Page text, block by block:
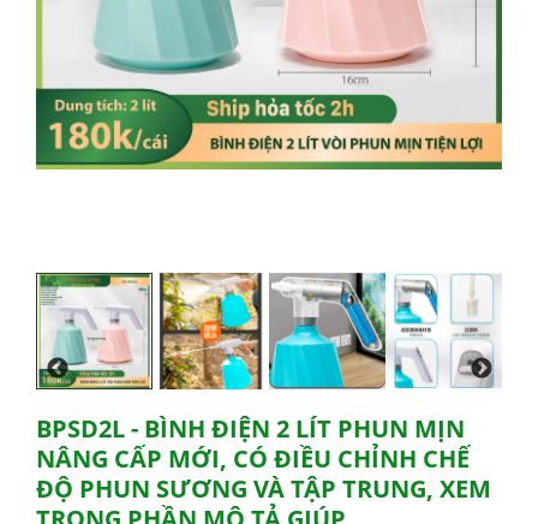
BPSD2L - BÌNH ĐIỆN 2 LÍT PHUN MỊN
NÂNG CẤP MỚI, CÓ ĐIỀU CHỈNH CHẾ
ĐỘ PHUN SƯƠNG VÀ TẬP TRUNG, XEM